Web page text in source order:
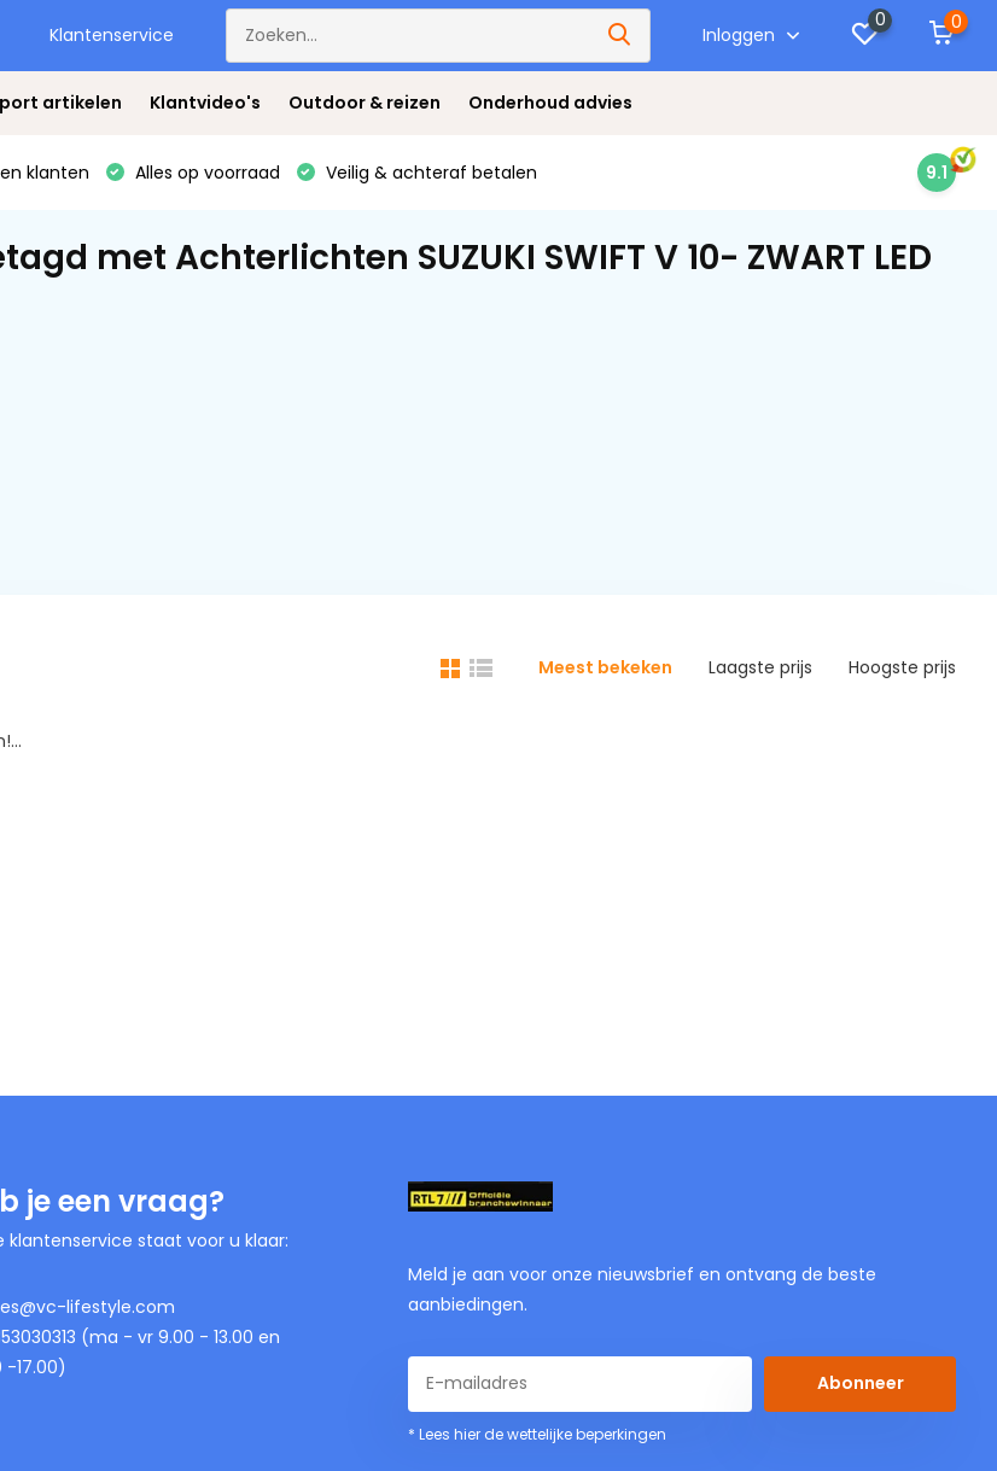
Klantenservice Inloggen
0 0
artikelen Klantvideo's Outdoor & reizen Onderhoud advies
klanten Alles op voorraad Veilig & achteraf betalen 9.1
met Achterlichten SUZUKI SWIFT V 10- ZWART LED
Meest bekeken Laagste prijs Hoogste prijs
je een vraag?
klantenservice staat voor u klaar:
lifestyle.com
(ma - vr 9.00 - 13.00 en
-17.00)
Meld je aan voor onze nieuwsbrief en ontvang de beste
aanbiedingen.
Abonneer
* Lees hier de wettelijke beperkingen